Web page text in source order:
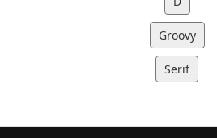
Groovy
Serif